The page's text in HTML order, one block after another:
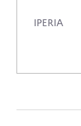
IPERIA